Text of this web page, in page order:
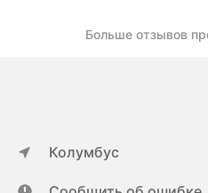
Больше отзывов
Колумбус